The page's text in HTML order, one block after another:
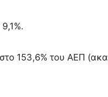
153,6% του ΑΕΠ